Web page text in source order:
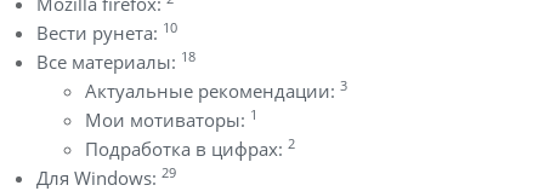
Вести рунета: 10
Все материалы: 18
Актуальные рекомендации: 3
Мои мотиваторы: 1
Подработка в цифрах: 2
Для Windows: 29